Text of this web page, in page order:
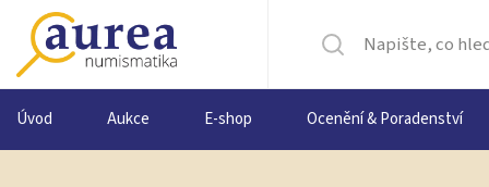
Úvod Aukce E-shop Ocenění & Poradenství